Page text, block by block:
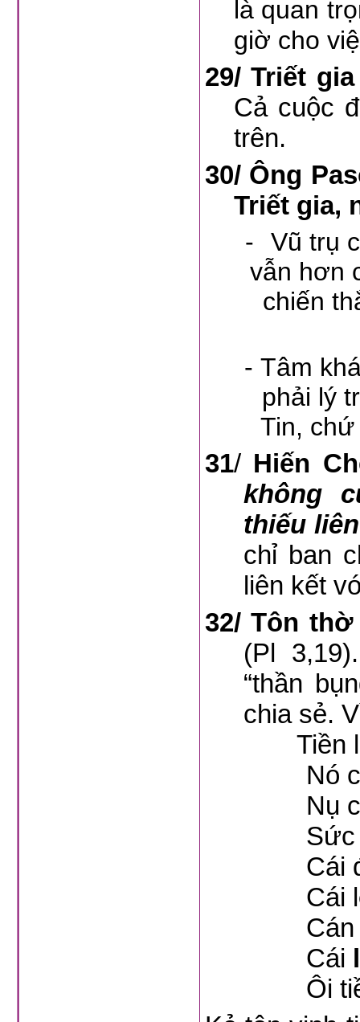
là quan
giờ cho
29/ Triết
Cả cuộc
trên.
30/ Ông
Triết gia,
-
Vũ trụ
vẫn hơn
chiến
- Tâm
phải lý
Tin,
31/ Hiến
không
thiếu
chỉ ban
liên kết
32/ Tôn
(Pl
“thần
chia sẻ.
Tiền
Nó c
Nụ c
Sức
Cái
Cái l
Cán
Cái
Ôi tiền